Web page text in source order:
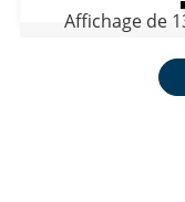
Affichage de